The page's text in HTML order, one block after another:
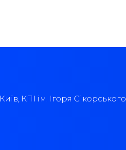
Київ, КПІ ім. Ігоря Сікорського